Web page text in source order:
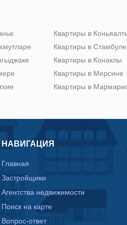
Квартиры в
Квартиры в Стамбуле
Квартиры в Конаклы
Квартиры в Мерсине
Квартиры в
НАВИГАЦИЯ
Главная
Застройщики
Агентства недвижимости
Поиск на карте
Вопрос-ответ